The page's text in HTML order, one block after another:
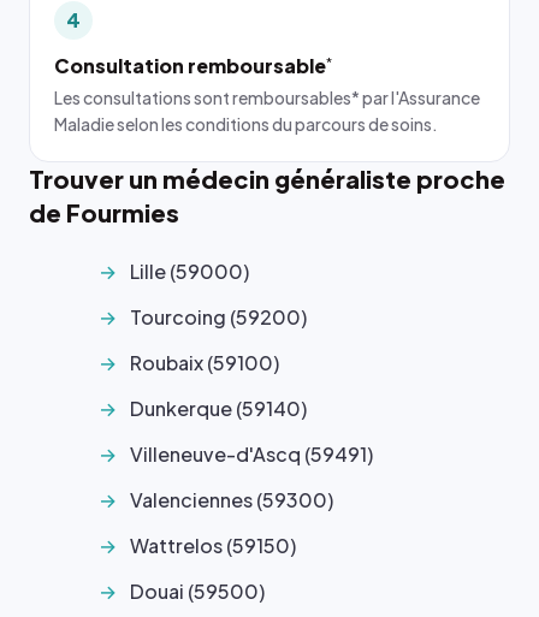
4
Consultation remboursable*
Les consultations sont remboursables* par l'Assurance
Maladie selon les conditions du parcours de soins.
Trouver un médecin généraliste proche
de Fourmies
Lille (59000)
Tourcoing (59200)
Roubaix (59100)
Dunkerque (59140)
Villeneuve-d'Ascq (59491)
Valenciennes (59300)
Wattrelos (59150)
Douai (59500)